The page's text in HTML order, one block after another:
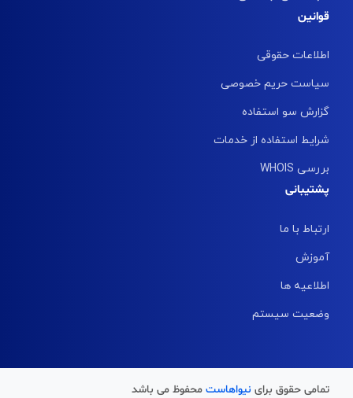
قوانین
اطلاعات حقوقی
سیاست حریم خصوصی
گزارش سو استفاده
شرایط استفاده از خدمات
بررسی WHOIS
پشتیبانی
ارتباط با ما
آموزش
اطلاعیه ها
وضعیت سیستم
تمامی حقوق برای نیواهاست محفوظ می باشد